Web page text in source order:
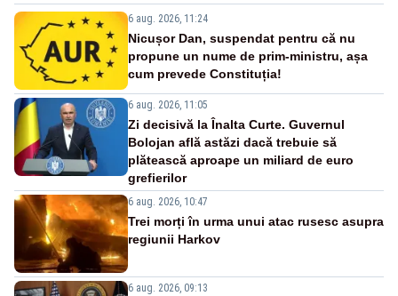
6 aug. 2026, 11:24
Nicușor Dan, suspendat pentru că nu
propune un nume de prim-ministru, așa
cum prevede Constituția!
6 aug. 2026, 11:05
Zi decisivă la Înalta Curte. Guvernul
Bolojan află astăzi dacă trebuie să
plătească aproape un miliard de euro
grefierilor
6 aug. 2026, 10:47
Trei morți în urma unui atac rusesc asupra
regiunii Harkov
6 aug. 2026, 09:13